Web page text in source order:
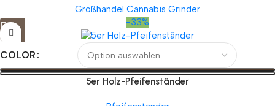
Großhandel Cannabis Grinder
-33%
COLOR
5er Holz-Pfeifenständer